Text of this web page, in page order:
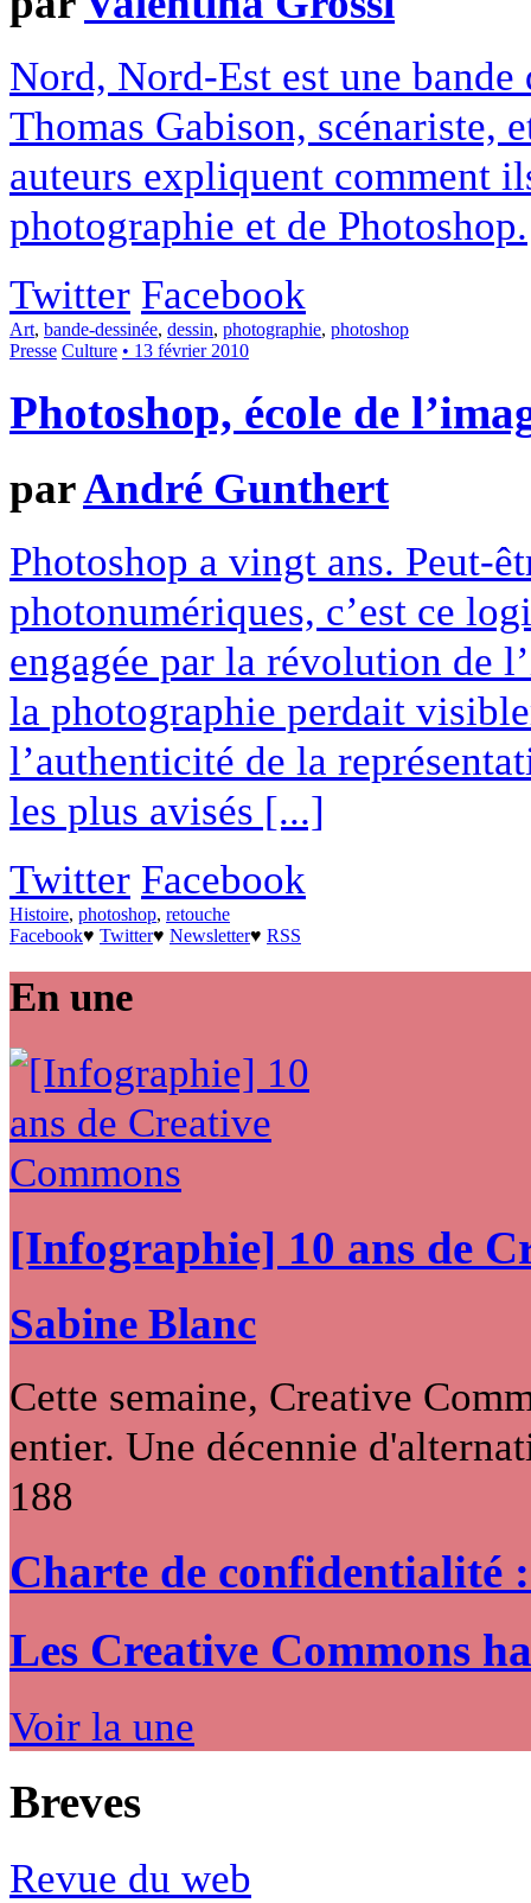
Nord, Nord-Est est une
Thomas Gabison, scénariste,
auteurs expliquent comment
photographie et de Photoshop.
Twitter Facebook
Art, bande-dessinée, dessin, photographie, photoshop
Presse Culture • 13 février 2010
Photoshop, école de
parAndré Gunthert
Photoshop a vingt ans. Peut-
photonumériques, c’est ce
engagée par la révolution de
la photographie perdait
l’authenticité de la
les plus avisés [...]
Twitter Facebook
Histoire, photoshop, retouche
Facebook♥ Twitter♥ Newsletter♥ RSS
En une
[Infographie] 10 ans de
Sabine Blanc
Cette semaine, Creative
entier. Une décennie
188
Charte de confidentialité
Les Creative Commons
Voir la une
Breves
Revue du web